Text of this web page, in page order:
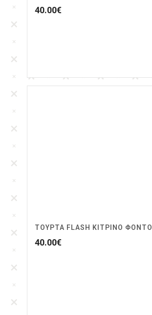
40.00€
ΤΟΥΡΤΑ FLASH ΚΙΤΡΙΝΟ ΦΟΝΤΟ
40.00€